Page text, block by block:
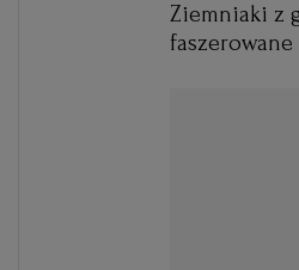
Ziemniaki z
faszerowane